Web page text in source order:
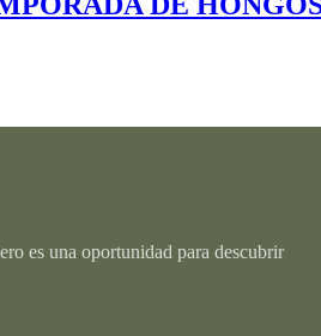
es una oportunidad para descubrir